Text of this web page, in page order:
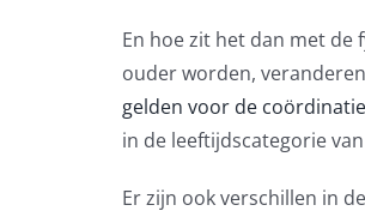
En hoe zit het dan met de
ouder worden,
gelden voor de
in de leeftijdscategorie
Er zijn ook verschillen in